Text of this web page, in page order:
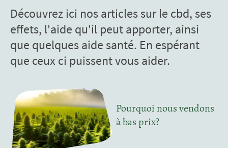
Découvrez ici nos articles sur le cbd, ses
effets, l'aide qu'il peut apporter, ainsi
que quelques aide santé. En espérant
que ceux ci puissent vous aider.
Pourquoi nous vendons
à bas prix?